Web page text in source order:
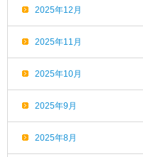
2025年12月
2025年11月
2025年10月
2025年9月
2025年8月